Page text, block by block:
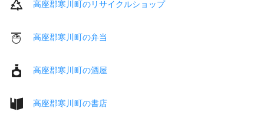
高座郡寒川町のリサイクルショップ
高座郡寒川町の弁当
高座郡寒川町の酒屋
高座郡寒川町の書店